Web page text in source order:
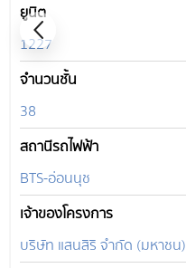
ยูนิต
1227
จำนวนชั้น
38
สถานีรถไฟฟ้า
BTS-อ่อนนุช
เจ้าของโครงการ
บริษัท แสนสิริ จำกัด (มหาชน)